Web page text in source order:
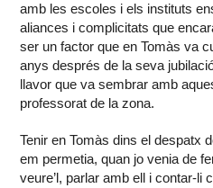
amb les escoles i els instituts
aliances i complicitats que
ser un factor que en Tomàs va
anys després de la seva
llavor que va sembrar amb
professorat de la zona.
Tenir en Tomàs dins el despatx
em permetia, quan jo venia de
veure’l, parlar amb ell i contar-li